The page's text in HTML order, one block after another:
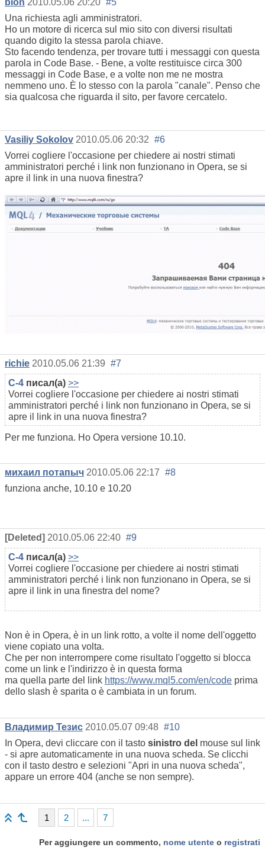
bion 2010.05.06 20:20 #5
Una richiesta agli amministratori.
Ho un motore di ricerca sul mio sito con diversi risultati
quando digito la stessa parola chiave.
Sto facendo tendenza, per trovare tutti i messaggi con questa
parola in Code Base. - Bene, a volte restituisce circa 300
messaggi in Code Base, e a volte non me ne mostra
nemmeno uno. È lo stesso con la parola "canale". Penso che
sia qualcosa che riguarda il sito, per favore cercatelo.
Vasiliy Sokolov 2010.05.06 20:32 #6
Vorrei cogliere l'occasione per chiedere ai nostri stimati
amministratori perché i link non funzionano in Opera, se si
apre il link in una nuova finestra?
richie 2010.05.06 21:39 #7
C-4 писал(а) >>
Vorrei cogliere l'occasione per chiedere ai nostri stimati
amministratori perché i link non funzionano in Opera, se si
apre il link in una nuova finestra?
Per me funziona. Ho Opera versione 10.10.
михаил потапыч 2010.05.06 22:17 #8
funziona anche, 10.10 e 10.20
[Deleted] 2010.05.06 22:40 #9
C-4 писал(а) >>
Vorrei cogliere l'occasione per chiedere ai nostri stimati
amministratori perché i link non funzionano in Opera, se si
apre il link in una finestra del nome?
Non è in Opera, è in un link rotto, a volte il nome dell'oggetto
viene copiato una volta.
Che per non interrompere come risultato l'oggetto si blocca
come un link e l'indirizzo è in questa forma
ma quella parte del link https://www.mql5.com/en/code prima
dello slash è sparita o è cambiata in un forum.
Владимир Тезис 2010.05.07 09:48 #10
In Opera, devi cliccare con il tasto sinistro del mouse sul link
- si apre automaticamente in una nuova scheda. Se clicchi
con il tasto destro e selezioni "Apri in una nuova scheda",
appare un errore 404 (anche se non sempre).
1 2 ... 7
Per aggiungere un commento, nome utente o registrati